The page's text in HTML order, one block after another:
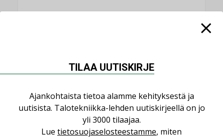
Consti
Refair
TILAA UUTISKIRJE
Ajankohtaista tietoa alamme kehityksestä ja
uutisista. Talotekniikka-lehden uutiskirjeellä on jo
yli 3000 tilaajaa.
Lue tietosuojaselosteestamme, miten